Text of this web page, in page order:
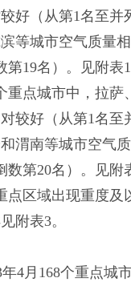
好（从第1名至并
等城市空气质量
19名）。见附表1
点城市中，拉萨
较好（从第1名至
渭南等城市空气
数第20名）。见附
区域出现重度及
附表3。
年4月168个重点城